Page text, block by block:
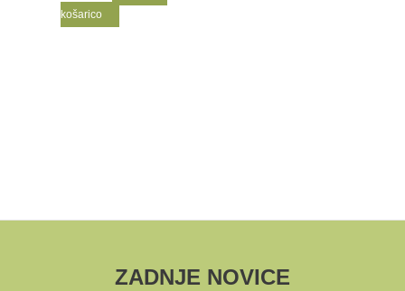
košarico
ZADNJE NOVICE